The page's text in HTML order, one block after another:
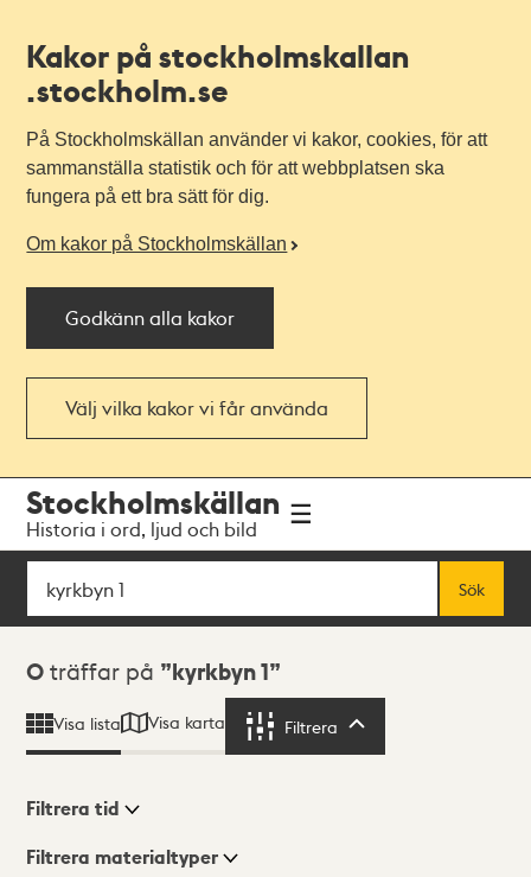
Kakor på stockholmskallan
.stockholm.se
På Stockholmskällan använder vi kakor, cookies, för att
sammanställa statistik och för att webbplatsen ska
fungera på ett bra sätt för dig.
Om kakor på Stockholmskällan
Godkänn alla kakor
Välj vilka kakor vi får använda
navigationen
huvudinnehållet
Stockholmskällan
Historia i ord, ljud och bild
Sök
Sök
Sökresultat
0 träffar på kyrkbyn 1
Visa lista Visa karta Filtrera
Visningsläge
Filtrera tid
Filtrera materialtyper